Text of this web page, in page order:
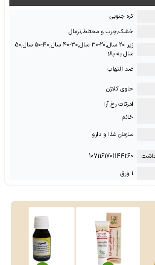
کره جنوبی
خشک,چرب و مختلط,نرمال
زیر 20 سال,20-30 سال,30-40 سال,40-50 سال,50
سال به بالا
ضد التهاب
حاوی کلاژن
امرتات رخ آرا
خانم
سازمان غذا و دارو
1071161701144260
1 ورق